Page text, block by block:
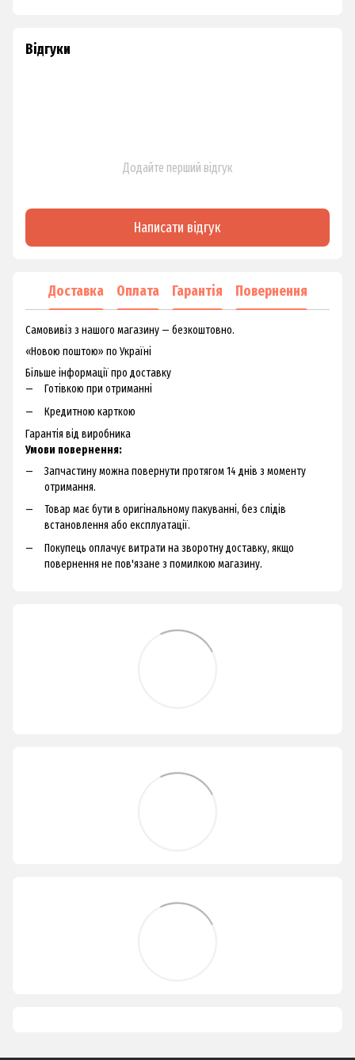
Відгуки
Додайте перший відгук
Написати відгук
Доставка Оплата Гарантія Повернення
Самовивіз з нашого магазину — безкоштовно.
«Новою поштою» по Україні
Більше інформації про доставку
Готівкою при отриманні
Кредитною карткою
Гарантія від виробника
Умови повернення:
Запчастину можна повернути протягом 14 днів з моменту
отримання.
Товар має бути в оригінальному пакуванні, без слідів
встановлення або експлуатації.
Покупець оплачує витрати на зворотну доставку, якщо
повернення не пов'язане з помилкою магазину.